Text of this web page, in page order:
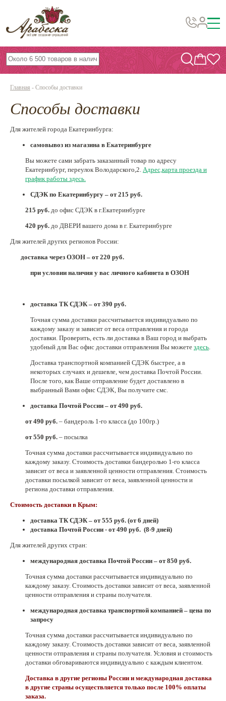
Бусины, подвески, декор
Бисер
Фурнитура
Проволока
Инструменты и материалы
Эпоксидная смола
Шнуры, ленты, нитки
По темам и сезонам
Бисер TOHO
Нетемнеющая фурнитура
Всё для вышивки
Проволока
Новинки!
О магазине
Главная - Способы доставки
Способы доставки
Для жителей города Екатеринбурга:
самовывоз из магазина в Екатеринбурге
Вы можете сами забрать заказанный товар по адресу
Екатеринбург, переулок Володарского,2. Адрес,карта проезда и
график работы здесь.
СДЭК по Екатеринбургу – от 215 руб.
215 руб. до офис СДЭК в г.Екатеринбурге
420 руб. до ДВЕРИ вашего дома в г. Екатеринбурге
Для жителей других регионов России:
доставка через ОЗОН – от 220 руб.
при условии наличия у вас личного кабинета в ОЗОН
доставка ТК СДЭК – от 390 руб.
Точная сумма доставки рассчитывается индивидуально по
каждому заказу и зависит от веса отправления и города
доставки. Проверить, есть ли доставка в Ваш город и выбрать
удобный для Вас офис доставки отправления Вы можете здесь.
Доставка транспортной компанией СДЭК быстрее, а в
некоторых случаях и дешевле, чем доставка Почтой России.
После того, как Ваше отправление будет доставлено в
выбранный Вами офис СДЭК, Вы получите смс.
доставка Почтой России – от 490 руб.
от 490 руб. – бандероль 1-го класса (до 100гр.)
от 550 руб. – посылка
Точная сумма доставки рассчитывается индивидуально по
каждому заказу. Стоимость доставки бандеролью 1-го класса
зависит от веса и заявленной ценности отправления. Стоимость
доставки посылкой зависит от веса, заявленной ценности и
региона доставки отправления.
Стоимость доставки в Крым:
доставка ТК СДЭК – от 555 руб. (от 6 дней)
доставка Почтой России - от 490 руб. (8-9 дней)
Для жителей других стран:
международная доставка Почтой России – от 850 руб.
Точная сумма доставки рассчитывается индивидуально по
каждому заказу. Стоимость доставки зависит от веса, заявленной
ценности отправления и страны получателя.
международная доставка транспортной компанией – цена по
запросу
Точная сумма доставки рассчитывается индивидуально по
каждому заказу. Стоимость доставки зависит от веса, заявленной
ценности отправления и страны получателя. Условия и стоимость
доставки обговариваются индивидуально с каждым клиентом.
Доставка в другие регионы России и международная доставка
в другие страны осуществляется только после 100% оплаты
заказа.